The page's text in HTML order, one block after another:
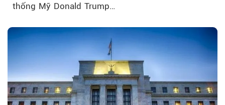
thống Mỹ Donald Trump…